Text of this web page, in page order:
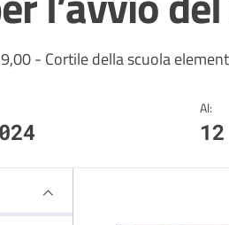
- Cortile della scuola
Al: